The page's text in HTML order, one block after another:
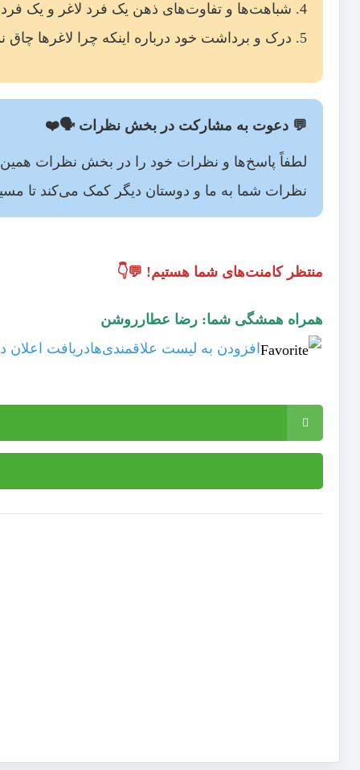
شباهت‌ها و تفاوت‌های ذهن یک فرد لاغر و یک
درک و برداشت خود درباره اینکه چرا لاغرها
💬 دعوت به مشارکت در بخش نظرات 🗣️❤️
لطفاً پاسخ‌ها و نظرات خود را در بخش نظرات
نظرات شما به ما و دوستان دیگر کمک می‌کند تا
منتظر کامنت‌های شما هستیم! 💬👇
همراه همشگی شما: رضا عطارروشن
افزودن به لیست علاقمندی‌هادریافت اعلان